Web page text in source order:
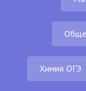
Химия ОГЭ